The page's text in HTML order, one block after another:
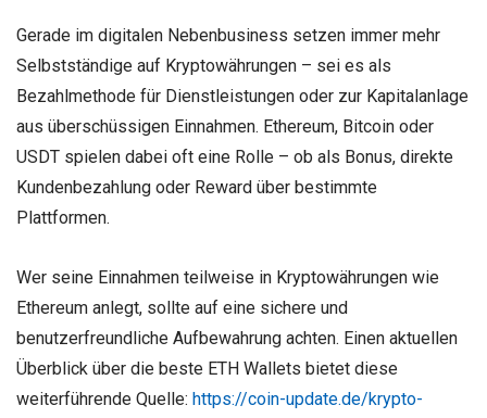
Gerade im digitalen Nebenbusiness setzen immer mehr
Selbstständige auf Kryptowährungen – sei es als
Bezahlmethode für Dienstleistungen oder zur Kapitalanlage
aus überschüssigen Einnahmen. Ethereum, Bitcoin oder
USDT spielen dabei oft eine Rolle – ob als Bonus, direkte
Kundenbezahlung oder Reward über bestimmte
Plattformen.
Wer seine Einnahmen teilweise in Kryptowährungen wie
Ethereum anlegt, sollte auf eine sichere und
benutzerfreundliche Aufbewahrung achten. Einen aktuellen
Überblick über die beste ETH Wallets bietet diese
weiterführende Quelle: https://coin-update.de/krypto-